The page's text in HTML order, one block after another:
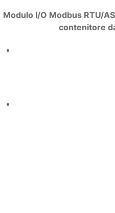
Modulo I/O Modbus RTU/
contenitore